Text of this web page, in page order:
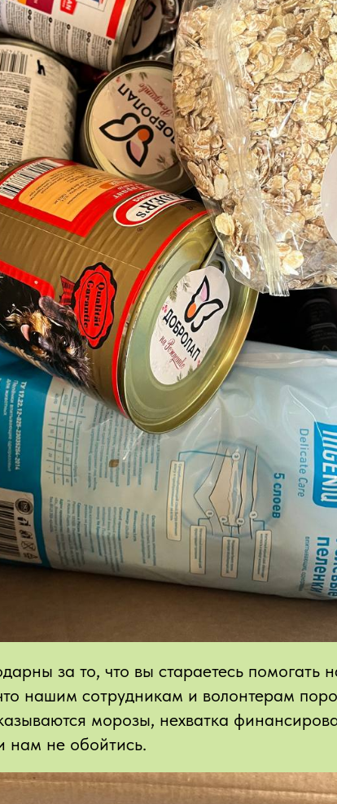
за то, что вы стараетесь помогать
нашим сотрудникам и волонтерам
морозы, нехватка
нам не обойтись.